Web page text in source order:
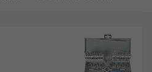
に、建築工、 電気工、
業務で、RSは、お客様